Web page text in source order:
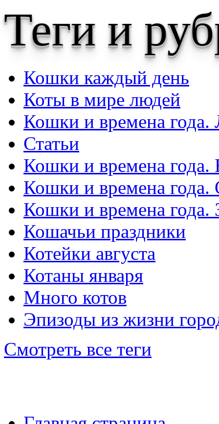
Теги и
Кошки каждый день
Коты в мире людей
Кошки и времена года.
Статьи
Кошки и времена года.
Кошки и времена года.
Кошки и времена года.
Кошачьи праздники
Котейки августа
Котаны января
Много котов
Эпизоды из жизни
Смотреть все теги